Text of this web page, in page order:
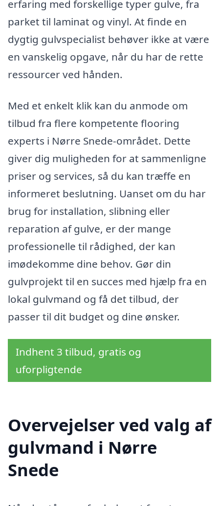
erfaring med forskellige typer gulve, fra
parket til laminat og vinyl. At finde en
dygtig gulvspecialist behøver ikke at være
en vanskelig opgave, når du har de rette
ressourcer ved hånden.
Med et enkelt klik kan du anmode om
tilbud fra flere kompetente flooring
experts i Nørre Snede-området. Dette
giver dig muligheden for at sammenligne
priser og services, så du kan træffe en
informeret beslutning. Uanset om du har
brug for installation, slibning eller
reparation af gulve, er der mange
professionelle til rådighed, der kan
imødekomme dine behov. Gør din
gulvprojekt til en succes med hjælp fra en
lokal gulvmand og få det tilbud, der
passer til dit budget og dine ønsker.
Indhent 3 tilbud, gratis og
uforpligtende
Overvejelser ved valg af
gulvmand i Nørre
Snede